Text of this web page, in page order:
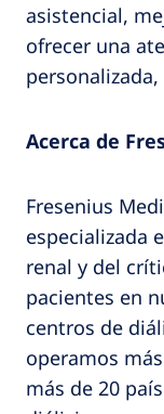
asistencial,
ofrecer una
Acerca de
Fresenius
especializada
renal y del
pacientes en
centros de
operamos
más de 20